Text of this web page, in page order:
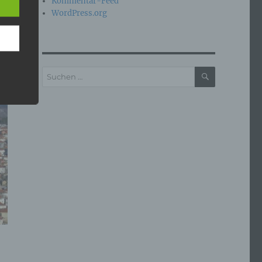
WordPress.org
Suchen
SUCHEN